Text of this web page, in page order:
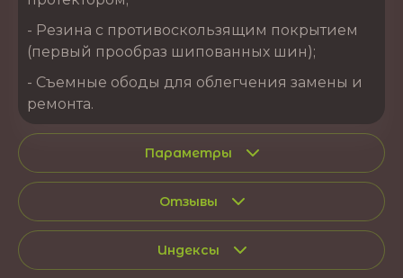
- Резина с противоскользящим покрытием
(первый прообраз шипованных шин);
- Съемные ободы для облегчения замены и
ремонта.
Параметры
Отзывы
Индексы